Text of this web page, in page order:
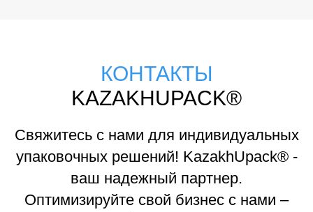
КОНТАКТЫ
KAZAKHUPACK®
Свяжитесь с нами для индивидуальных
упаковочных решений! KazakhUpack® -
ваш надежный партнер.
Оптимизируйте свой бизнес с нами –